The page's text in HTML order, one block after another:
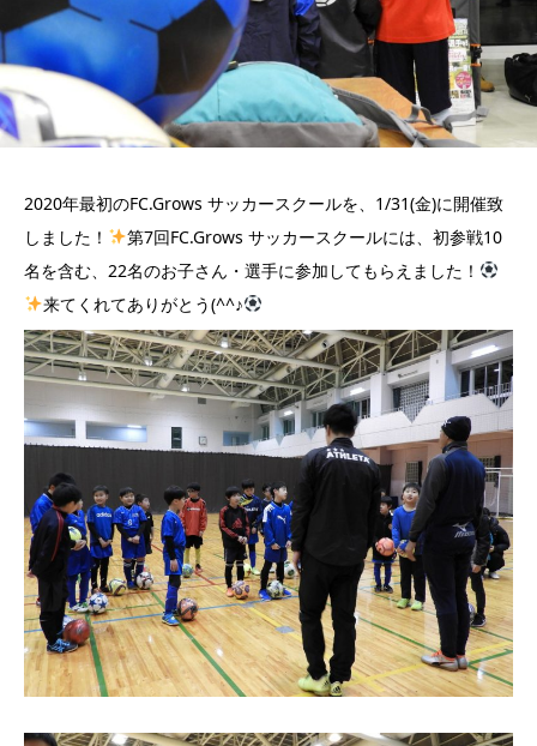
2020年最初のFC.Grows サッカースクールを、1/31(金)に開催致
しました！
第7回FC.Grows サッカースクールには、初参戦10
名を含む、22名のお子さん・選手に参加してもらえました！
来てくれてありがとう(^^♪